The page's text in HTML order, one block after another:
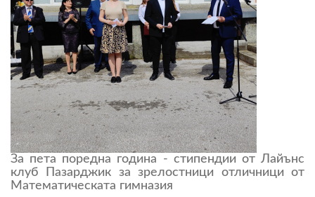
За пета поредна година - стипендии от Лайънс
клуб Пазарджик за зрелостници отличници от
Математическата гимназия